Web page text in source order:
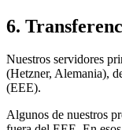
6.
Nuestros servidores
(Hetzner, Alemania),
(EEE).
Algunos de nuestros